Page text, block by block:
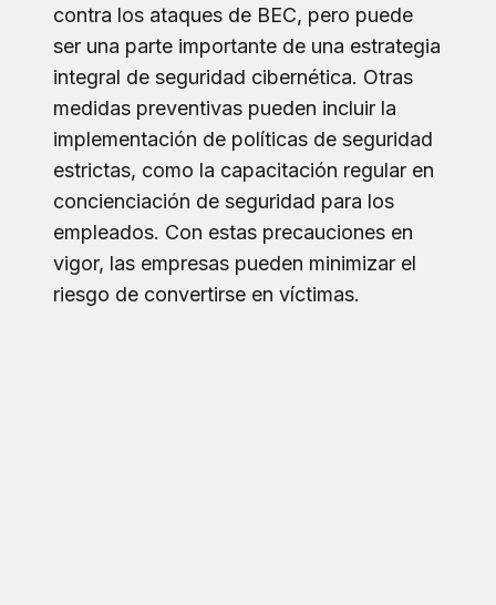
contra los ataques de BEC, pero puede
ser una parte importante de una estrategia
integral de seguridad cibernética. Otras
medidas preventivas pueden incluir la
implementación de políticas de seguridad
estrictas, como la capacitación regular en
concienciación de seguridad para los
empleados. Con estas precauciones en
vigor, las empresas pueden minimizar el
riesgo de convertirse en víctimas.